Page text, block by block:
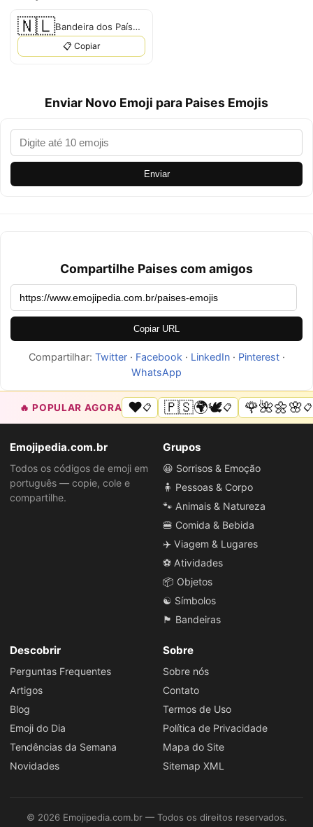
🇳🇱 Bandeira dos Países Baixos
📋 Copiar
Enviar Novo Emoji para Paises Emojis
Enviar
Compartilhe Paises com amigos
Copiar URL
Compartilhar: Twitter· Facebook · LinkedIn· Pinterest·
WhatsApp
🔥 POPULAR AGORA ❤️📋 🇵🇸🌍🕊️📋 🌹🌺🌼🌸📋
Emojipedia.com.br
Todos os códigos de emoji em
português — copie, cole e
compartilhe.
Grupos
😀 Sorrisos & Emoção
🧍 Pessoas & Corpo
🐾 Animais & Natureza
🍔 Comida & Bebida
✈️ Viagem & Lugares
⚽ Atividades
📦 Objetos
☯️ Símbolos
🏴 Bandeiras
Descobrir
Perguntas Frequentes
Artigos
Blog
Emoji do Dia
Tendências da Semana
Novidades
Sobre
Sobre nós
Contato
Termos de Uso
Política de Privacidade
Mapa do Site
Sitemap XML
© 2026 Emojipedia.com.br — Todos os direitos reservados.